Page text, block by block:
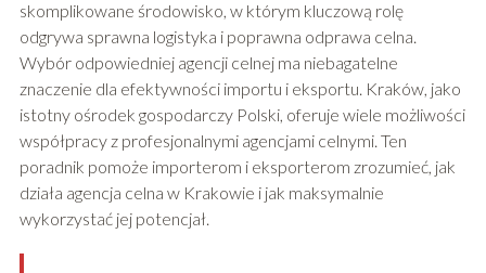
skomplikowane środowisko, w którym kluczową rolę
odgrywa sprawna logistyka i poprawna odprawa celna.
Wybór odpowiedniej agencji celnej ma niebagatelne
znaczenie dla efektywności importu i eksportu. Kraków, jako
istotny ośrodek gospodarczy Polski, oferuje wiele możliwości
współpracy z profesjonalnymi agencjami celnymi. Ten
poradnik pomoże importerom i eksporterom zrozumieć, jak
działa agencja celna w Krakowie i jak maksymalnie
wykorzystać jej potencjał.